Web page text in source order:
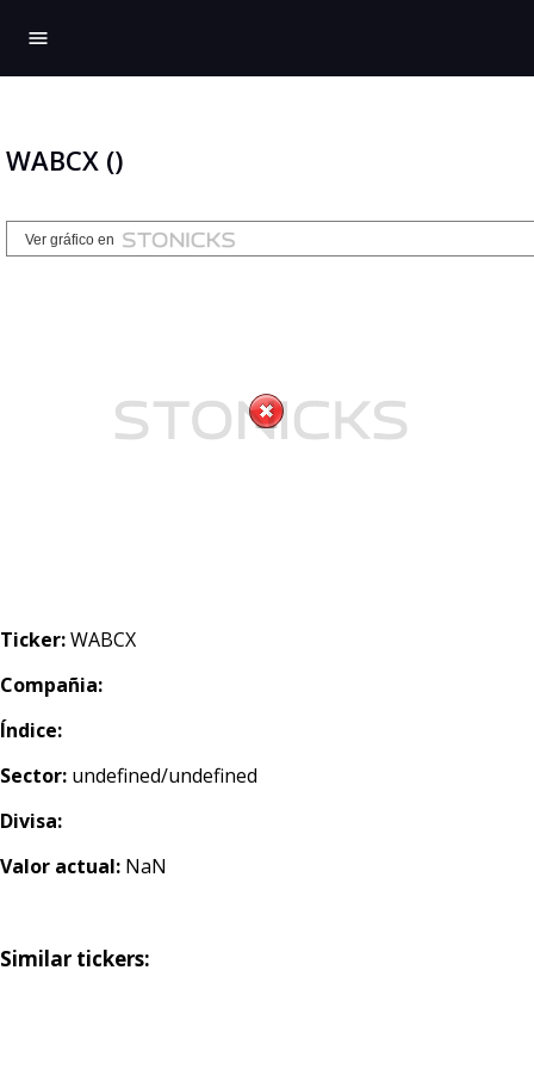
menu
WABCX ()
Ticker:WABCX
Compañia:
Índice:
Sector: undefined/undefined
Divisa:
Valor actual: NaN
Similar tickers: